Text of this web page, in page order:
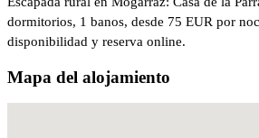
dormitorios, 1 banos, desde 75 EUR por
disponibilidad y reserva online.
Mapa del alojamiento